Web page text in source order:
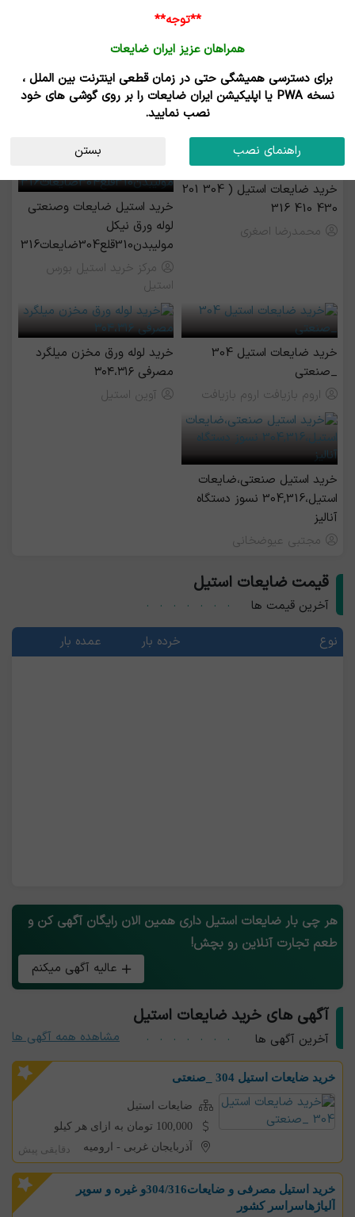
خرید ضایعات استیل - فروش ضایعات استیل
خرید ضایعات استیل ( 304 201
430 410 316
محمدرضا اصغری
خرید استیل ضایعات وصنعتی
لوله ورق نیکل
مولیبدن310قلع304ضایعات316
مرکز خرید استیل بورس
استیل
خرید ضایعات استیل 304
_صنعتی
اروم بازیافت اروم بازیافت
خرید لوله ورق مخزن میلگرد
مصرفی ۳۰۴،۳۱۶
آوین استیل
خرید استیل صنعتی،ضایعات
استیل،304,316 نسوز دستگاه
آنالیز
مجتبی عیوضخانی
قیمت ضایعات استیل
آخرین قیمت ها
نوع
خرده بار عمده بار
هر چی بار ضایعات استیل داری همین الان رایگان آگهی کن و
طعم تجارت آنلاین رو بچش!
عالیه آگهی میکنم
آگهی های خرید ضایعات استیل
آخرین آگهی ها مشاهده همه آگهی ها
خرید ضایعات استیل 304 _صنعتی
ضایعات استیل
100,000 تومان به ازای هر کیلو
آذربایجان غربی - ارومیه دقایقی پیش
خرید استیل مصرفی و ضایعات304/316و غیره و سوپر
آلیاژهاسراسر کشور
**توجه**
همراهان عزیز ایران ضایعات
برای دسترسی همیشگی حتی در زمان قطعی اینترنت بین الملل ،
نسخه PWA یا اپلیکیشن ایران ضایعات را بر روی گوشی های خود
نصب نمایید.
راهنمای نصب بستن